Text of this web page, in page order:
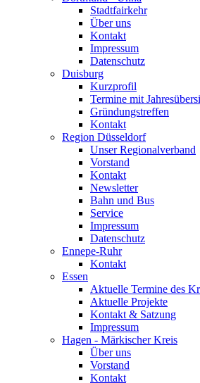
Stadtfairkehr
Über uns
Kontakt
Impressum
Datenschutz
Duisburg
Kurzprofil
Termine mit
Gründungstreffen
Kontakt
Region Düsseldorf
Unser Regionalverband
Vorstand
Kontakt
Newsletter
Bahn und Bus
Service
Impressum
Datenschutz
Ennepe-Ruhr
Kontakt
Essen
Aktuelle Termine des
Aktuelle Projekte
Kontakt & Satzung
Impressum
Hagen - Märkischer Kreis
Über uns
Vorstand
Kontakt